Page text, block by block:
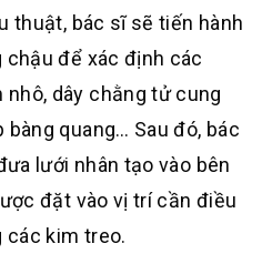
thuật, bác sĩ sẽ tiến hành
chậu để xác định các
dây chằng tử cung
quang… Sau đó, bác
lưới nhân tạo vào bên
đặt vào vị trí cần điều
các kim treo.